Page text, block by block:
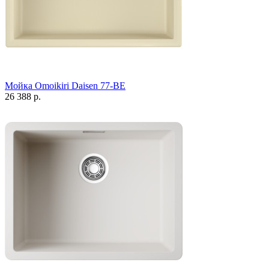
Мойка Omoikiri Daisen 77-BE
26 388 р.